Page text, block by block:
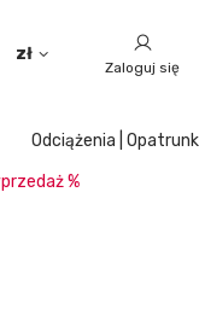
zł
Zaloguj się
Odciążenia |
%